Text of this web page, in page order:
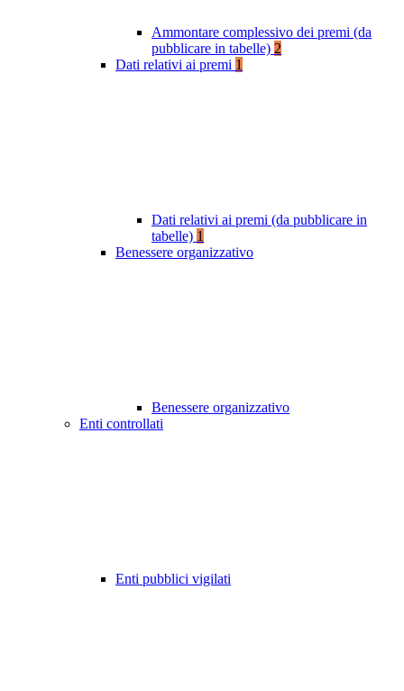
Ammontare complessivo dei premi (da
pubblicare in tabelle) 2
Dati relativi ai premi 1
Dati relativi ai premi (da pubblicare in
tabelle) 1
Benessere organizzativo
Benessere organizzativo
Enti controllati
Enti pubblici vigilati